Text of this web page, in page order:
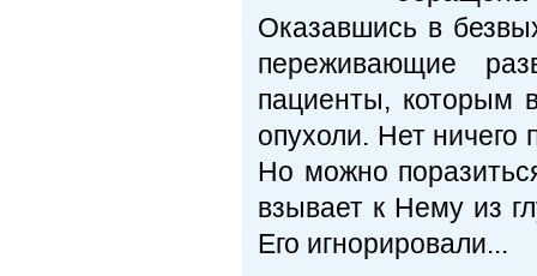
Оказавшись в
переживающие
пациенты, которым
опухоли. Нет ничего
Но можно
взывает к Нему из
Его игнорировали...